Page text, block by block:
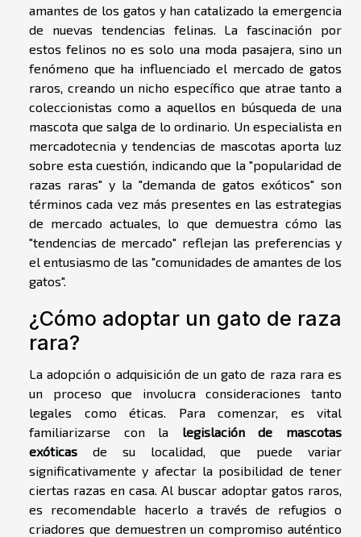
amantes de los gatos y han catalizado la emergencia
de nuevas tendencias felinas. La fascinación por
estos felinos no es solo una moda pasajera, sino un
fenómeno que ha influenciado el mercado de gatos
raros, creando un nicho específico que atrae tanto a
coleccionistas como a aquellos en búsqueda de una
mascota que salga de lo ordinario. Un especialista en
mercadotecnia y tendencias de mascotas aporta luz
sobre esta cuestión, indicando que la "popularidad de
razas raras" y la "demanda de gatos exóticos" son
términos cada vez más presentes en las estrategias
de mercado actuales, lo que demuestra cómo las
"tendencias de mercado" reflejan las preferencias y
el entusiasmo de las "comunidades de amantes de los
gatos".
¿Cómo adoptar un gato de raza
rara?
La adopción o adquisición de un gato de raza rara es
un proceso que involucra consideraciones tanto
legales como éticas. Para comenzar, es vital
familiarizarse con la legislación de mascotas
exóticas de su localidad, que puede variar
significativamente y afectar la posibilidad de tener
ciertas razas en casa. Al buscar adoptar gatos raros,
es recomendable hacerlo a través de refugios o
criadores que demuestren un compromiso auténtico